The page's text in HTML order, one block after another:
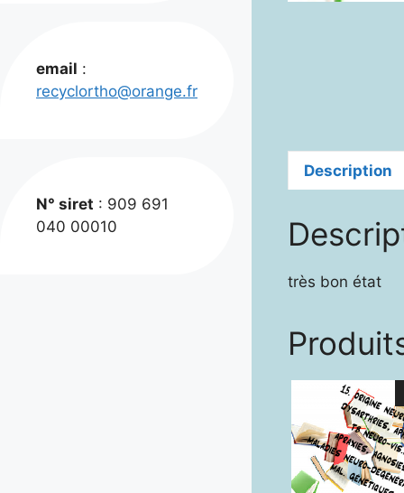
Description
très bon état
email :
recyclortho@orange.fr
N° siret : 909 691
040 00010